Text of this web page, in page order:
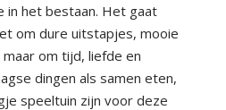
in het bestaan. Het gaat
om dure uitstapjes, mooie
om tijd, liefde en
dingen als samen eten,
speeltuin zijn voor deze